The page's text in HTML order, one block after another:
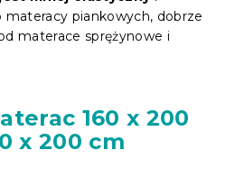
materacy piankowych, dobrze
materace sprężynowe i
160 x 200
x 200 cm